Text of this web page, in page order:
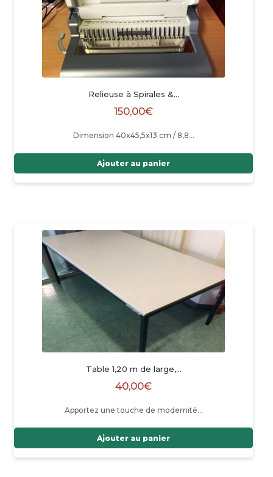
Relieuse à Spirales &…
150,00€
Dimension 40x45,5x13 cm / 8,8…
Ajouter au panier
Table 1,20 m de large,…
40,00€
Apportez une touche de modernité…
Ajouter au panier